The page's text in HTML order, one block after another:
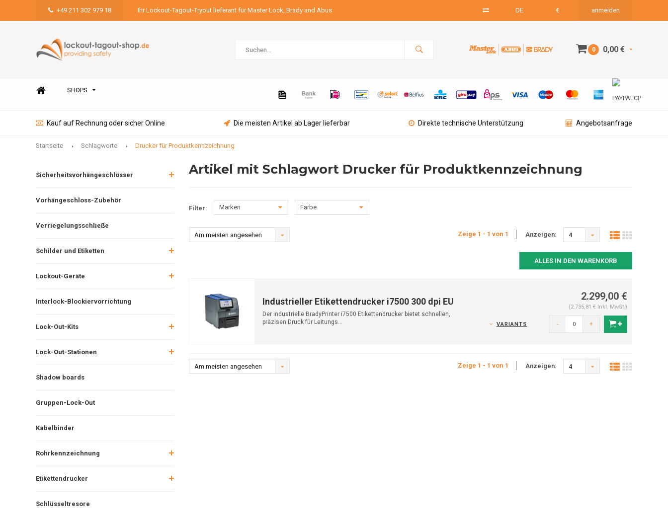
+49 211 302 979 18 Ihr Lockout-Tagout-Tryout lieferant für Master Lock, Brady and Abus DE € anmelden
0 0,00 €
SHOPS
Kauf auf Rechnung oder sicher Online Die meisten Artikel ab Lager lieferbar Direkte technische Unterstützung Angebotsanfrage
Startseite Schlagworte Drucker für Produktkennzeichnung
Sicherheitsvorhängeschlösser
Vorhängeschloss-Zubehör
Verriegelungsschließe
Schilder und Etiketten
Lockout-Geräte
Interlock-Blockiervorrichtung
Lock-Out-Kits
Lock-Out-Stationen
Shadow boards
Gruppen-Lock-Out
Kabelbinder
Rohrkennzeichnung
Etikettendrucker
Schlüsseltresore
Artikel mit Schlagwort Drucker für Produktkennzeichnung
Filter: Marken Farbe
Am meisten angesehen Zeige 1 - 1 von 1 Anzeigen: 4
ALLES IN DEN WARENKORB
Industrieller Etikettendrucker i7500 300 dpi EU
Der industrielle BradyPrinter i7500 Etikettendrucker bietet schnellen,
präzisen Druck für Leitungs...
2.299,00 €
(2.735,81 € Inkl. MwSt.)
VARIANTS - +
Am meisten angesehen Zeige 1 - 1 von 1 Anzeigen: 4